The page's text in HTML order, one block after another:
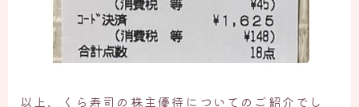
以上、くら寿司の株主優待についてのご紹介でし